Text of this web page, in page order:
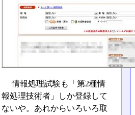
情報処理試験も「第2種情
報処理技術者」しか登録して
ないや。あれからいろいろ取